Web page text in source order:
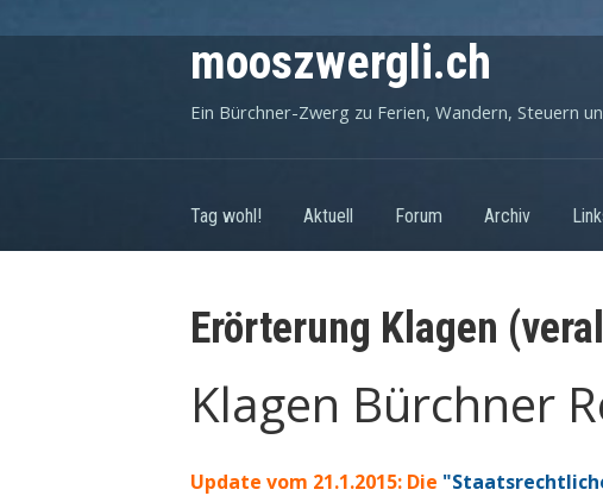
mooszwergli.ch
Ein Bürchner-Zwerg zu Ferien, Wandern, Steuern
Tag wohl! Aktuell Forum Archiv
Erörterung Klagen
Klagen Bürchner
Update vom 21.1.2015: Die